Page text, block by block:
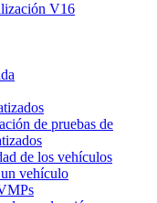
V16
de pruebas de
de los vehículos
vehículo